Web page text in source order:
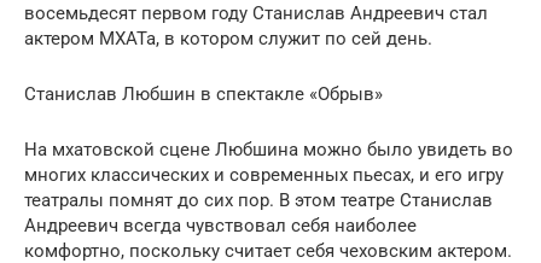
восемьдесят первом году Станислав Андреевич стал
актером МХАТа, в котором служит по сей день.
Станислав Любшин в спектакле «Обрыв»
На мхатовской сцене Любшина можно было увидеть во
многих классических и современных пьесах, и его игру
театралы помнят до сих пор. В этом театре Станислав
Андреевич всегда чувствовал себя наиболее
комфортно, поскольку считает себя чеховским актером.